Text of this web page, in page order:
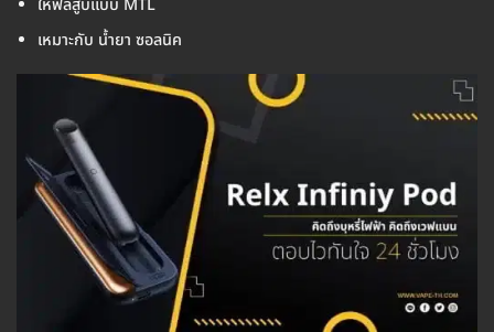
ให้ฟิลสูบแบบ MTL
เหมาะกับ น้ำยา ซอลนิค